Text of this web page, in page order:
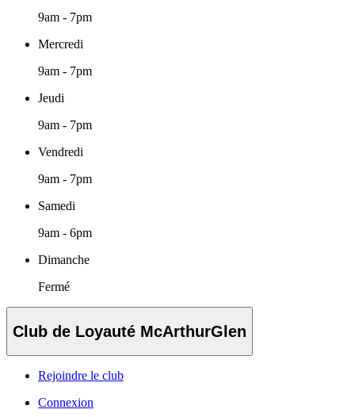
9am - 7pm
Mercredi
9am - 7pm
Jeudi
9am - 7pm
Vendredi
9am - 7pm
Samedi
9am - 6pm
Dimanche
Fermé
Club de Loyauté McArthurGlen
Rejoindre le club
Connexion